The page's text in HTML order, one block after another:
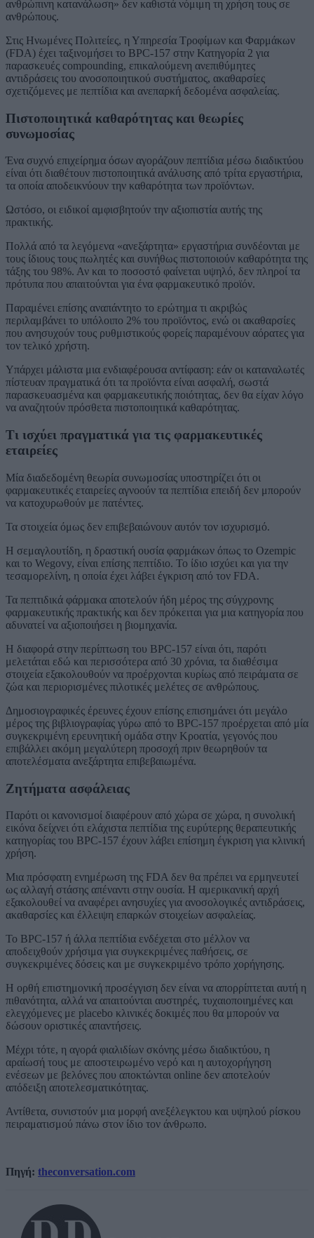
ανθρώπινη κατανάλωση» δεν καθιστά νόμιμη τη χρήση τους σε
ανθρώπους.
Στις Ηνωμένες Πολιτείες, η Υπηρεσία Τροφίμων και Φαρμάκων
(FDA) έχει ταξινομήσει το BPC-157 στην Κατηγορία 2 για
παρασκευές compounding, επικαλούμενη ανεπιθύμητες
αντιδράσεις του ανοσοποιητικού συστήματος, ακαθαρσίες
σχετιζόμενες με πεπτίδια και ανεπαρκή δεδομένα ασφαλείας.
Πιστοποιητικά καθαρότητας και θεωρίες
συνωμοσίας
Ένα συχνό επιχείρημα όσων αγοράζουν πεπτίδια μέσω διαδικτύου
είναι ότι διαθέτουν πιστοποιητικά ανάλυσης από τρίτα εργαστήρια,
τα οποία αποδεικνύουν την καθαρότητα των προϊόντων.
Ωστόσο, οι ειδικοί αμφισβητούν την αξιοπιστία αυτής της
πρακτικής.
Πολλά από τα λεγόμενα «ανεξάρτητα» εργαστήρια συνδέονται με
τους ίδιους τους πωλητές και συνήθως πιστοποιούν καθαρότητα της
τάξης του 98%. Αν και το ποσοστό φαίνεται υψηλό, δεν πληροί τα
πρότυπα που απαιτούνται για ένα φαρμακευτικό προϊόν.
Παραμένει επίσης αναπάντητο το ερώτημα τι ακριβώς
περιλαμβάνει το υπόλοιπο 2% του προϊόντος, ενώ οι ακαθαρσίες
που ανησυχούν τους ρυθμιστικούς φορείς παραμένουν αόρατες για
τον τελικό χρήστη.
Υπάρχει μάλιστα μια ενδιαφέρουσα αντίφαση: εάν οι καταναλωτές
πίστευαν πραγματικά ότι τα προϊόντα είναι ασφαλή, σωστά
παρασκευασμένα και φαρμακευτικής ποιότητας, δεν θα είχαν λόγο
να αναζητούν πρόσθετα πιστοποιητικά καθαρότητας.
Τι ισχύει πραγματικά για τις φαρμακευτικές
εταιρείες
Μία διαδεδομένη θεωρία συνωμοσίας υποστηρίζει ότι οι
φαρμακευτικές εταιρείες αγνοούν τα πεπτίδια επειδή δεν μπορούν
να κατοχυρωθούν με πατέντες.
Τα στοιχεία όμως δεν επιβεβαιώνουν αυτόν τον ισχυρισμό.
Η σεμαγλουτίδη, η δραστική ουσία φαρμάκων όπως το Ozempic
και το Wegovy, είναι επίσης πεπτίδιο. Το ίδιο ισχύει και για την
τεσαμορελίνη, η οποία έχει λάβει έγκριση από τον FDA.
Τα πεπτιδικά φάρμακα αποτελούν ήδη μέρος της σύγχρονης
φαρμακευτικής πρακτικής και δεν πρόκειται για μια κατηγορία που
αδυνατεί να αξιοποιήσει η βιομηχανία.
Η διαφορά στην περίπτωση του BPC-157 είναι ότι, παρότι
μελετάται εδώ και περισσότερα από 30 χρόνια, τα διαθέσιμα
στοιχεία εξακολουθούν να προέρχονται κυρίως από πειράματα σε
ζώα και περιορισμένες πιλοτικές μελέτες σε ανθρώπους.
Δημοσιογραφικές έρευνες έχουν επίσης επισημάνει ότι μεγάλο
μέρος της βιβλιογραφίας γύρω από το BPC-157 προέρχεται από μία
συγκεκριμένη ερευνητική ομάδα στην Κροατία, γεγονός που
επιβάλλει ακόμη μεγαλύτερη προσοχή πριν θεωρηθούν τα
αποτελέσματα ανεξάρτητα επιβεβαιωμένα.
Ζητήματα ασφάλειας
Παρότι οι κανονισμοί διαφέρουν από χώρα σε χώρα, η συνολική
εικόνα δείχνει ότι ελάχιστα πεπτίδια της ευρύτερης θεραπευτικής
κατηγορίας του BPC-157 έχουν λάβει επίσημη έγκριση για κλινική
χρήση.
Μια πρόσφατη ενημέρωση της FDA δεν θα πρέπει να ερμηνευτεί
ως αλλαγή στάσης απέναντι στην ουσία. Η αμερικανική αρχή
εξακολουθεί να αναφέρει ανησυχίες για ανοσολογικές αντιδράσεις,
ακαθαρσίες και έλλειψη επαρκών στοιχείων ασφαλείας.
Το BPC-157 ή άλλα πεπτίδια ενδέχεται στο μέλλον να
αποδειχθούν χρήσιμα για συγκεκριμένες παθήσεις, σε
συγκεκριμένες δόσεις και με συγκεκριμένο τρόπο χορήγησης.
Η ορθή επιστημονική προσέγγιση δεν είναι να απορρίπτεται αυτή η
πιθανότητα, αλλά να απαιτούνται αυστηρές, τυχαιοποιημένες και
ελεγχόμενες με placebo κλινικές δοκιμές που θα μπορούν να
δώσουν οριστικές απαντήσεις.
Μέχρι τότε, η αγορά φιαλιδίων σκόνης μέσω διαδικτύου, η
αραίωσή τους με αποστειρωμένο νερό και η αυτοχορήγηση
ενέσεων με βελόνες που αποκτώνται online δεν αποτελούν
απόδειξη αποτελεσματικότητας.
Αντίθετα, συνιστούν μια μορφή ανεξέλεγκτου και υψηλού ρίσκου
πειραματισμού πάνω στον ίδιο τον άνθρωπο.
Πηγή: theconversation.com